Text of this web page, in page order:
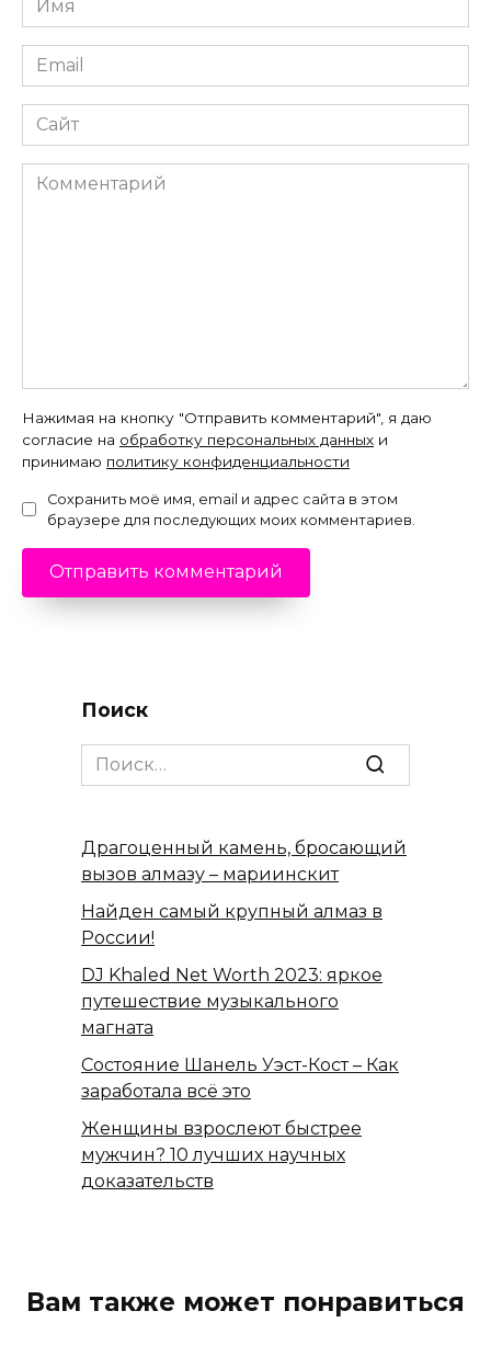
*
Email
*
Сайт
Комментарий
Нажимая на кнопку "Отправить комментарий", я даю
согласие на обработку персональных данных и
принимаю политику конфиденциальности
Сохранить моё имя, email и адрес сайта в этом
браузере для последующих моих комментариев.
Поиск
Search
for:
Драгоценный камень, бросающий
вызов алмазу – мариинскит
Найден самый крупный алмаз в
России!
DJ Khaled Net Worth 2023: яркое
путешествие музыкального
магната
Состояние Шанель Уэст-Кост – Как
заработала всё это
Женщины взрослеют быстрее
мужчин? 10 лучших научных
доказательств
Вам также может понравиться